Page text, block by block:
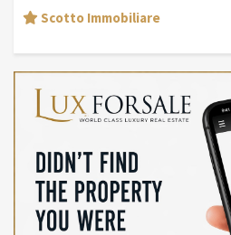
Scotto Immobiliare